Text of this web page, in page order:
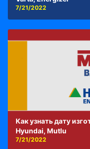
7/21/2022
Как узнать дату
Hyundai, Mutlu
7/21/2022